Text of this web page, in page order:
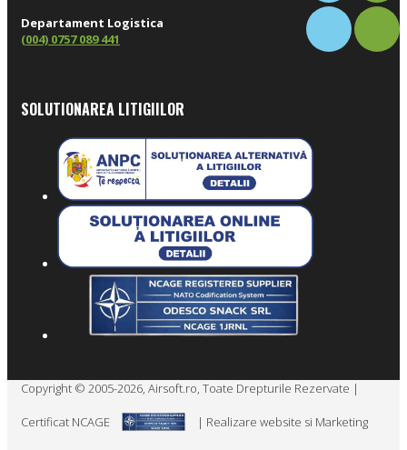
Departament Logistica
(004) 0757 089 441
SOLUTIONAREA LITIGIILOR
Copyright © 2005-2026, Airsoft.ro, Toate Drepturile Rezervate |
Certificat NCAGE | Realizare website si Marketing